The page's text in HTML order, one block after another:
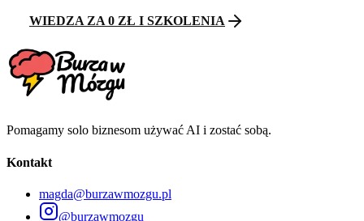
WIEDZA ZA 0 ZŁ I SZKOLENIA
Pomagamy solo biznesom używać AI i zostać sobą.
Kontakt
magda@burzawmozgu.pl
@burzawmozgu